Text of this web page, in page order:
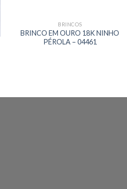
BRINCOS
BRINCO EM OURO 18K NINHO
PÉROLA – 04461